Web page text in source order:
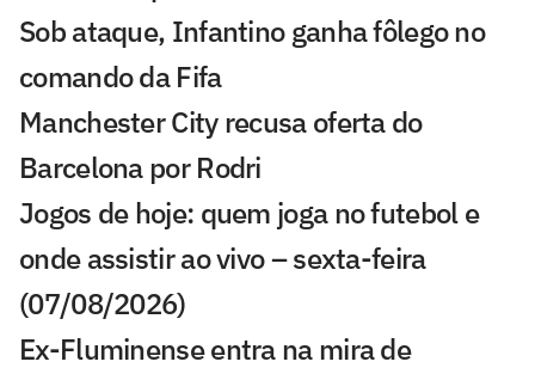
Sob ataque, Infantino ganha fôlego no
comando da Fifa
Manchester City recusa oferta do
Barcelona por Rodri
Jogos de hoje: quem joga no futebol e
onde assistir ao vivo – sexta-feira
(07/08/2026)
Ex-Fluminense entra na mira de